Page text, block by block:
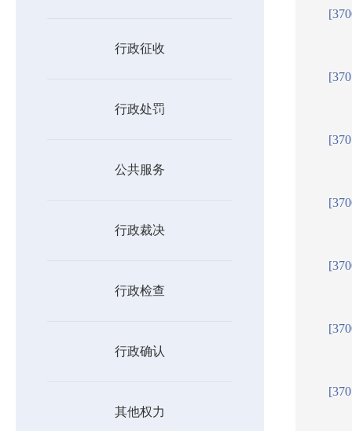
行政征收
行政处罚
公共服务
行政裁决
行政检查
行政确认
其他权力